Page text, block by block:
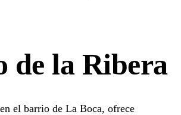
de la Ribera
el barrio de La Boca, ofrece